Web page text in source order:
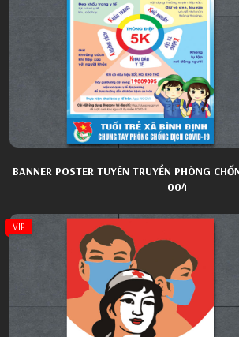
BANNER POSTER TUYÊN TRUYỀN PHÒNG
004
VIP